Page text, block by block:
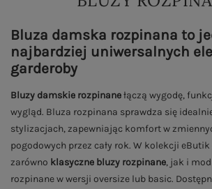
Bluza damska rozpinana to
najbardziej uniwersalnych
garderoby
Bluzy damskie rozpinanełączą wygodę,
wygląd. Bluza rozpinana sprawdza się
stylizacjach, zapewniając komfort w
pogodowych przez cały rok. W kolekcji
zarówno klasyczne bluzy rozpinane, jak i
rozpinane w wersji oversize lub basic.